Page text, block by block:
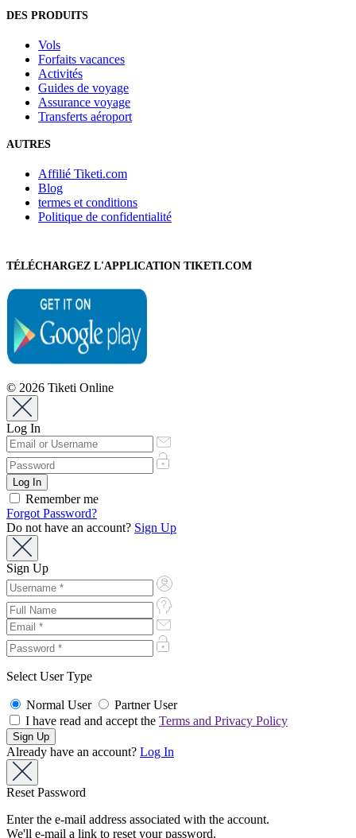
DES PRODUITS
Vols
Forfaits vacances
Activités
Guides de voyage
Assurance voyage
Transferts aéroport
AUTRES
Affilié Tiketi.com
Blog
termes et conditions
Politique de confidentialité
TÉLÉCHARGEZ L'APPLICATION TIKETI.COM
© 2026 Tiketi Online
Log In
Remember me
Forgot Password?
Do not have an account? Sign Up
Sign Up
Select User Type
Normal User
Partner User
I have read and accept the Terms and Privacy Policy
Already have an account? Log In
Reset Password
Enter the e-mail address associated with the account.
We'll e-mail a link to reset your password.